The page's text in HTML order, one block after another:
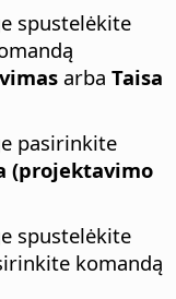
spustelėkite
arba Taisa
pasirinkite
(projektavimo
spustelėkite
komandą